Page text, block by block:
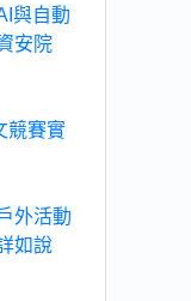
與自動
安院
競賽實
外活動
如說